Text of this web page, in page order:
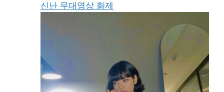
신난 무대영상 화제